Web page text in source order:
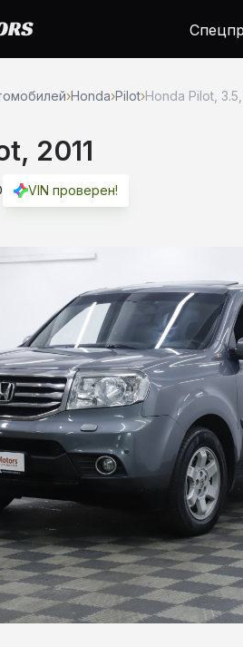
›Honda›Pilot›Honda Pilot, 3.5,
2011
VIN проверен!